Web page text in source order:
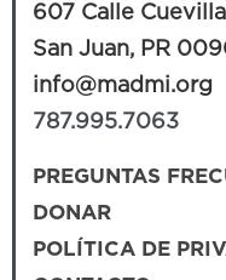
607 Calle
San Juan, PR
info@madmi.org
787.995.7063
PREGUNTAS
DONAR
POLÍTICA DE